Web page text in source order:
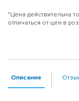
*Цена действительна
отличаться от цен в
Описание